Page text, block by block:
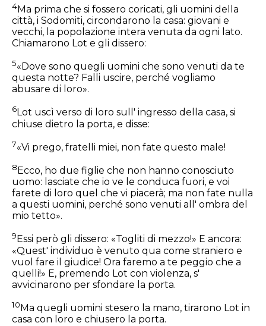
4Ma prima che si fossero coricati, gli uomini della
città, i Sodomiti, circondarono la casa: giovani e
vecchi, la popolazione intera venuta da ogni lato.
Chiamarono Lot e gli dissero:
5«Dove sono quegli uomini che sono venuti da te
questa notte? Falli uscire, perché vogliamo
abusare di loro».
6Lot uscì verso di loro sull' ingresso della casa, si
chiuse dietro la porta, e disse:
7«Vi prego, fratelli miei, non fate questo male!
8 Ecco, ho due figlie che non hanno conosciuto
uomo: lasciate che io ve le conduca fuori, e voi
farete di loro quel che vi piacerà; ma non fate nulla
a questi uomini, perché sono venuti all' ombra del
mio tetto».
9 Essi però gli dissero: «Togliti di mezzo!» E ancora:
«Quest' individuo è venuto qua come straniero e
vuol fare il giudice! Ora faremo a te peggio che a
quelli!» E, premendo Lot con violenza, s'
avvicinarono per sfondare la porta.
10Ma quegli uomini stesero la mano, tirarono Lot in
casa con loro e chiusero la porta.